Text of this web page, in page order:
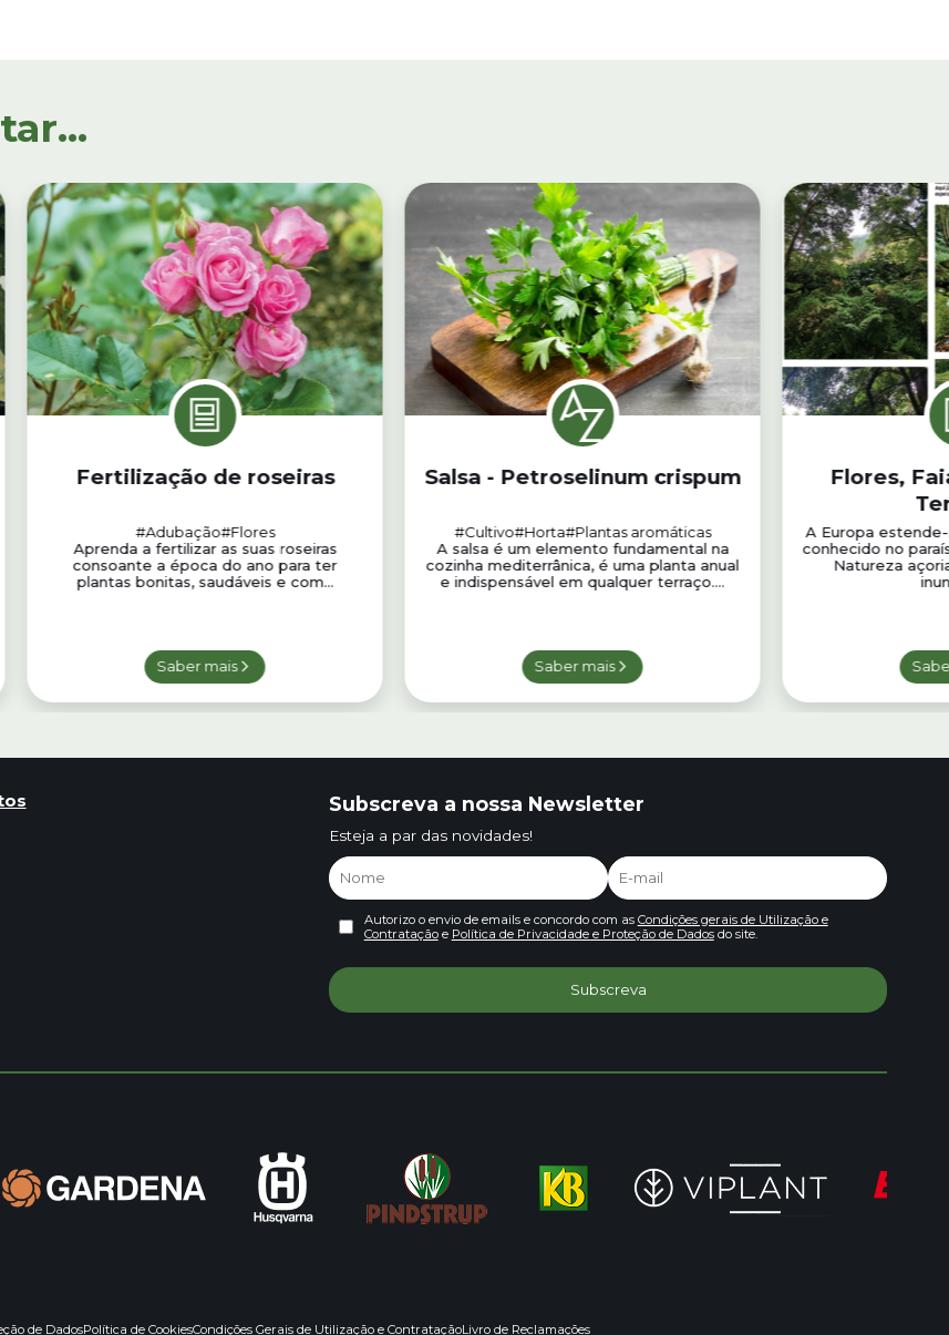
Fertilização de roseiras
#Adubação#Flores
Aprenda a fertilizar as suas roseiras
consoante a época do ano para ter
plantas bonitas, saudáveis e com...
Saber mais
Salsa - Petroselinum crispum
#Cultivo#Horta#Plantas aromáticas
A salsa é um elemento fundamental na
cozinha mediterrânica, é uma planta anual
e indispensável em qualquer terraço....
Saber mais
Flores,
A Europa
conhecido no
Natureza
Subscreva a nossa Newsletter
Esteja a par das novidades!
Autorizo o envio de emails e concordo com as Condições gerais de Utilização e
Contrataçãoe Política de Privacidade e Proteção de Dadosdo site.
de DadosPolítica de CookiesCondições Gerais de Utilização e ContrataçãoLivro de Reclamações